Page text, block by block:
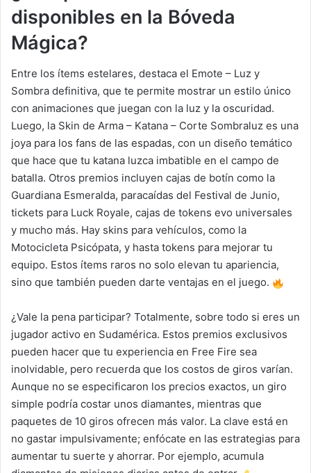
disponibles en la Bóveda
Mágica?
Entre los ítems estelares, destaca el Emote – Luz y
Sombra definitiva, que te permite mostrar un estilo único
con animaciones que juegan con la luz y la oscuridad.
Luego, la Skin de Arma – Katana – Corte Sombraluz es una
joya para los fans de las espadas, con un diseño temático
que hace que tu katana luzca imbatible en el campo de
batalla. Otros premios incluyen cajas de botín como la
Guardiana Esmeralda, paracaídas del Festival de Junio,
tickets para Luck Royale, cajas de tokens evo universales
y mucho más. Hay skins para vehículos, como la
Motocicleta Psicópata, y hasta tokens para mejorar tu
equipo. Estos ítems raros no solo elevan tu apariencia,
sino que también pueden darte ventajas en el juego.
¿Vale la pena participar? Totalmente, sobre todo si eres un
jugador activo en Sudamérica. Estos premios exclusivos
pueden hacer que tu experiencia en Free Fire sea
inolvidable, pero recuerda que los costos de giros varían.
Aunque no se especificaron los precios exactos, un giro
simple podría costar unos diamantes, mientras que
paquetes de 10 giros ofrecen más valor. La clave está en
no gastar impulsivamente; enfócate en las estrategias para
aumentar tu suerte y ahorrar. Por ejemplo, acumula